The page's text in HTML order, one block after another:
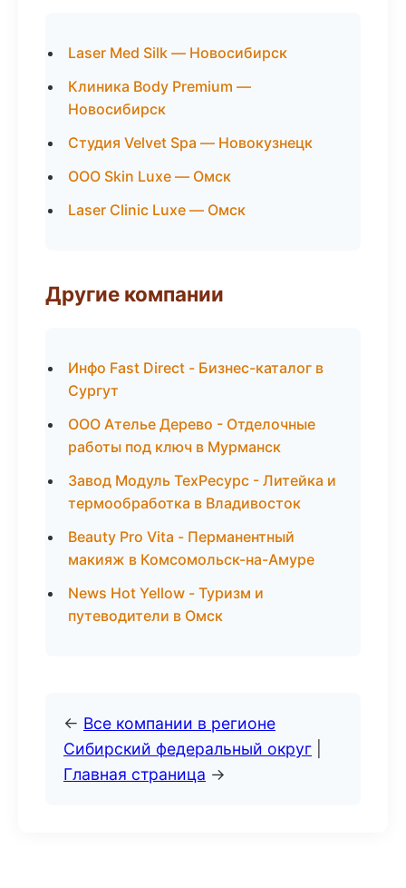
Laser Med Silk — Новосибирск
Клиника Body Premium —
Новосибирск
Студия Velvet Spa — Новокузнецк
ООО Skin Luxe — Омск
Laser Clinic Luxe — Омск
Другие компании
Инфо Fast Direct - Бизнес-каталог в
Сургут
ООО Ателье Дерево - Отделочные
работы под ключ в Мурманск
Завод Модуль ТехРесурс - Литейка и
термообработка в Владивосток
Beauty Pro Vita - Перманентный
макияж в Комсомольск-на-Амуре
News Hot Yellow - Туризм и
путеводители в Омск
← Все компании в регионе
Сибирский федеральный округ
Главная страница →